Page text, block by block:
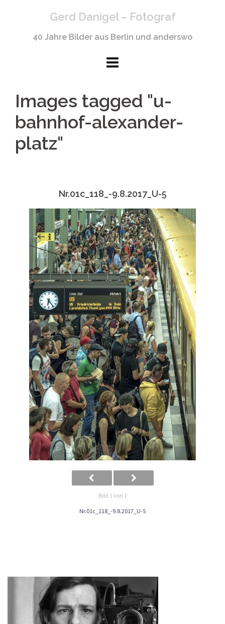
Gerd Danigel – Fotograf
40 Jahre Bilder aus Berlin und anderswo
Images tagged "u-
bahnhof-alexander-
platz"
Nr.01c_118_-9.8.2017_U-5
Bild 1 von 1
Nr.01c_118_-9.8.2017_U-5